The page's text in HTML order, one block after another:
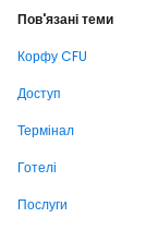
Пов'язані теми
Корфу CFU
Доступ
Термінал
Готелі
Послуги